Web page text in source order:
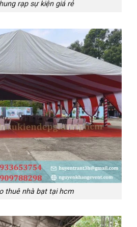
rạp sự kiện giá rẻ
thuê nhà bạt tại hcm